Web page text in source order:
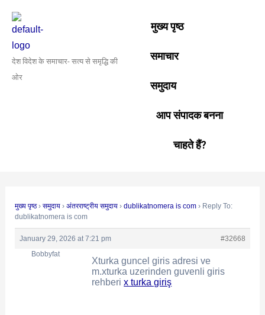
content
देश विदेश के समाचार- सत्य से समृद्धि की
ओर
मुख्य पृष्ठ
समाचार
समुदाय
आप संपादक बनना
चाहते हैं?
मुख्य पृष्ठ › समुदाय › अंतरराष्ट्रीय समुदाय › dublikatnomera is com › Reply To:
dublikatnomera is com
January 29, 2026 at 7:21 pm
#32668
Bobbyfat
Xturka guncel giris adresi ve
m.xturka uzerinden guvenli giris
rehberix turka giriş
navigation